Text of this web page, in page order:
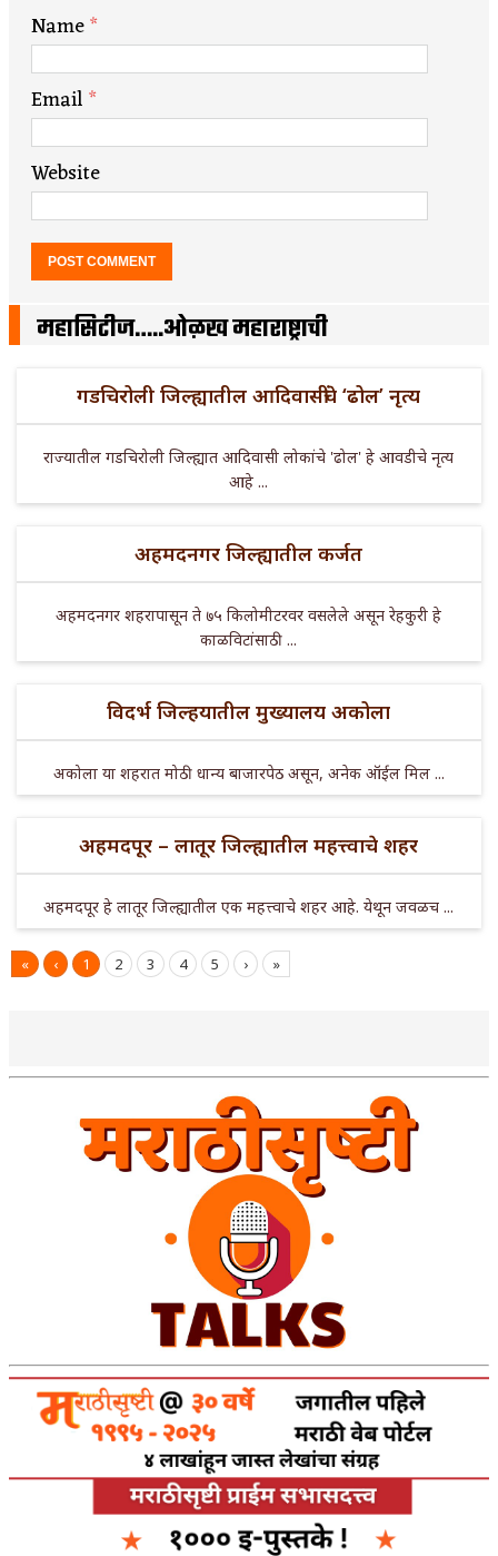
Name*
Email*
Website
महासिटीज…..ओळख महाराष्ट्राची
गडचिरोली जिल्ह्यातील आदिवासींचे ‘ढोल’ नृत्य
राज्यातील गडचिरोली जिल्ह्यात आदिवासी लोकांचे 'ढोल' हे आवडीचे नृत्य
आहे ...
अहमदनगर जिल्ह्यातील कर्जत
अहमदनगर शहरापासून ते ७५ किलोमीटरवर वसलेले असून रेहकुरी हे
काळविटांसाठी ...
विदर्भ जिल्हयातील मुख्यालय अकोला
अकोला या शहरात मोठी धान्य बाजारपेठ असून, अनेक ऑईल मिल ...
अहमदपूर – लातूर जिल्ह्यातील महत्त्वाचे शहर
अहमदपूर हे लातूर जिल्ह्यातील एक महत्त्वाचे शहर आहे. येथून जवळच ...
« ‹ 1 2 3 4 5 › »